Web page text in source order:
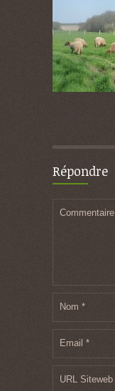
Répondre
Commentaire
Nom *
Email *
URL Siteweb